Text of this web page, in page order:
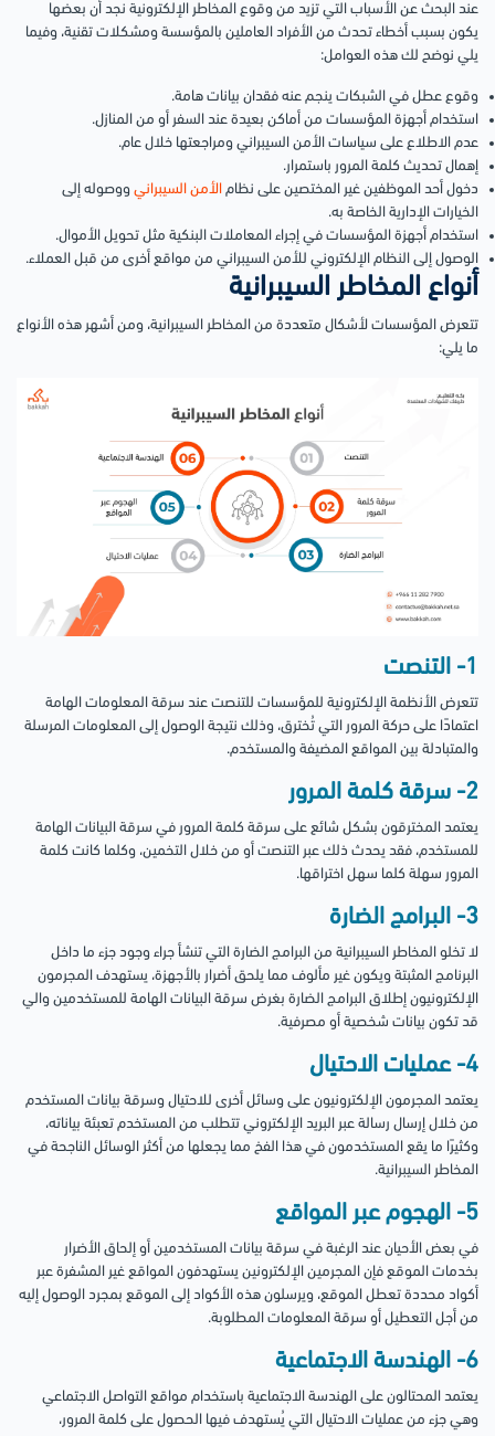
عند البحث عن الأسباب التي تزيد من وقوع المخاطر الإلكترونية نجد أن بعضها
يكون بسبب أخطاء تحدث من الأفراد العاملين بالمؤسسة ومشكلات تقنية، وفيما
يلي نوضح لك هذه العوامل:
وقوع عطل في الشبكات ينجم عنه فقدان بيانات هامة.
استخدام أجهزة المؤسسات من أماكن بعيدة عند السفر أو من المنازل.
عدم الاطلاع على سياسات الأمن السيبراني ومراجعتها خلال عام.
إهمال تحديث كلمة المرور باستمرار.
دخول أحد الموظفين غير المختصين على نظام الأمن السيبراني ووصوله إلى
الخيارات الإدارية الخاصة به.
استخدام أجهزة المؤسسات في إجراء المعاملات البنكية مثل تحويل الأموال.
الوصول إلى النظام الإلكتروني للأمن السيبراني من مواقع أخرى من قبل العملاء.
أنواع المخاطر السيبرانية
تتعرض المؤسسات لأشكال متعددة من المخاطر السيبرانية، ومن أشهر هذه الأنواع
ما يلي:
1- التنصت
تتعرض الأنظمة الإلكترونية للمؤسسات للتنصت عند سرقة المعلومات الهامة
اعتمادًا على حركة المرور التي تُخترق، وذلك نتيجة الوصول إلى المعلومات المرسلة
والمتبادلة بين المواقع المضيفة والمستخدم.
2- سرقة كلمة المرور
يعتمد المخترقون بشكل شائع على سرقة كلمة المرور في سرقة البيانات الهامة
للمستخدم، فقد يحدث ذلك عبر التنصت أو من خلال التخمين، وكلما كانت كلمة
المرور سهلة كلما سهل اختراقها.
3- البرامج الضارة
لا تخلو المخاطر السيبرانية من البرامج الضارة التي تنشأ جراء وجود جزء ما داخل
البرنامج المثبتة ويكون غير مألوف مما يلحق أضرار بالأجهزة، يستهدف المجرمون
الإلكترونيون إطلاق البرامج الضارة بغرض سرقة البيانات الهامة للمستخدمين والي
قد تكون بيانات شخصية أو مصرفية.
4- عمليات الاحتيال
يعتمد المجرمون الإلكترونيون على وسائل أخرى للاحتيال وسرقة بيانات المستخدم
من خلال إرسال رسالة عبر البريد الإلكتروني تتطلب من المستخدم تعبئة بياناته،
وكثيرًا ما يقع المستخدمون في هذا الفخ مما يجعلها من أكثر الوسائل الناجحة في
المخاطر السيبرانية.
5- الهجوم عبر المواقع
في بعض الأحيان عند الرغبة في سرقة بيانات المستخدمين أو إلحاق الأضرار
بخدمات الموقع فإن المجرمين الإلكترونين يستهدفون المواقع غير المشفرة عبر
أكواد محددة تعطل الموقع، ويرسلون هذه الأكواد إلى الموقع بمجرد الوصول إليه
من أجل التعطيل أو سرقة المعلومات المطلوبة.
6- الهندسة الاجتماعية
يعتمد المحتالون على الهندسة الاجتماعية باستخدام مواقع التواصل الاجتماعي
وهي جزء من عمليات الاحتيال التي يُستهدف فيها الحصول على كلمة المرور،